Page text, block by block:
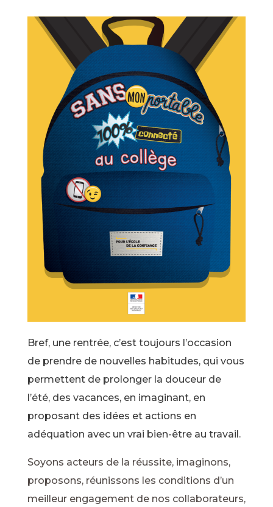
Bref, une rentrée, c’est toujours l’occasion
de prendre de nouvelles habitudes, qui vous
permettent de prolonger la douceur de
l’été, des vacances, en imaginant, en
proposant des idées et actions en
adéquation avec un vrai bien-être au travail.
Soyons acteurs de la réussite, imaginons,
proposons, réunissons les conditions d’un
meilleur engagement de nos collaborateurs,